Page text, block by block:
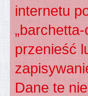
internetu
przenieść
Dane te